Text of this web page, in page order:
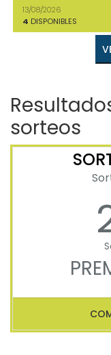
13/08/2026
4 DISPONIBLES
sorteos